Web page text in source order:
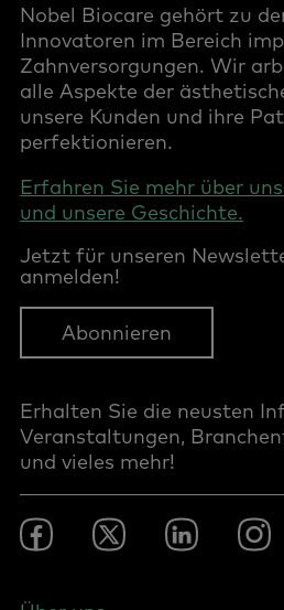
Nobel Biocare gehört zu
Innovatoren im Bereich
Zahnversorgungen. Wir
alle Aspekte der
unsere Kunden und ihre
perfektionieren.
Erfahren Sie mehr über
und unsere Geschichte.
Jetzt für unseren
anmelden!
Abonnieren
Erhalten Sie die neusten
Veranstaltungen,
und vieles mehr!
Footer
Social
DACH
FacebookTwitter LinkedIn